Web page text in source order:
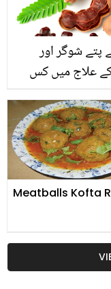
کروانے لگے
پتے شوگر اور
کے علاج میں کس
اتنے بے شمار
آپ بھی استعمال
Meatballs Kofta